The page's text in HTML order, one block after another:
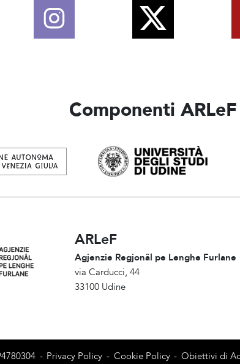
Componenti ARLeF
ARLeF
Agjenzie Regjonâl pe Lenghe Furlane
via Carducci, 44
33100 Udine
- Privacy Policy - Cookie Policy - Obiettivi di